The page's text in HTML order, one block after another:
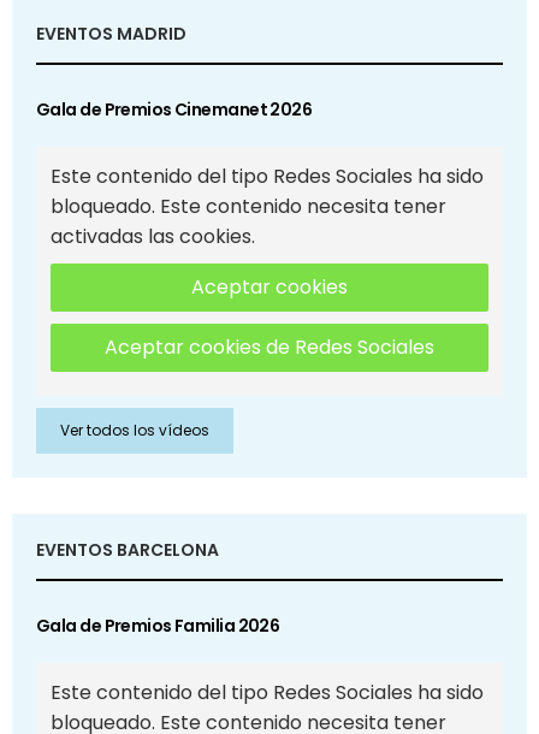
EVENTOS MADRID
Gala de Premios Cinemanet 2026
Este contenido del tipo Redes Sociales ha sido
bloqueado. Este contenido necesita tener
activadas las cookies.
Aceptar cookies
Aceptar cookies de Redes Sociales
Ver todos los vídeos
EVENTOS BARCELONA
Gala de Premios Familia 2026
Este contenido del tipo Redes Sociales ha sido
bloqueado. Este contenido necesita tener